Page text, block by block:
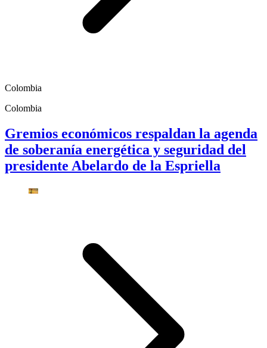
Colombia
Colombia
Gremios económicos respaldan la agenda
de soberanía energética y seguridad del
presidente Abelardo de la Espriella